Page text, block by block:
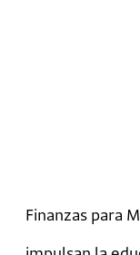
Finanzas para